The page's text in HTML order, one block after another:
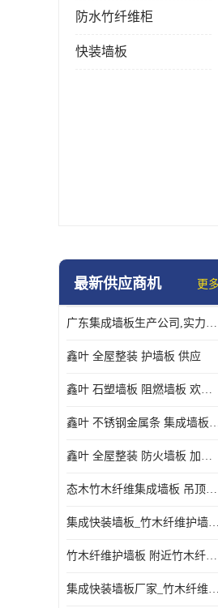
防水竹纤维柜
快装墙板
最新供应商机 更多
广东集成墙板生产公司,实力厂家-配送+设计+安装-没中间商
鑫叶 全屋整装 护墙板 供应
鑫叶 石塑墙板 阻燃墙板 欢迎选购
鑫叶 不锈钢金属条 集成墙板
鑫叶 全屋整装 防火墙板 加工定制
态木竹木纤维集成墙板 吊顶板材 扣板快装 护墙板
集成快装墙板_竹木纤维护墙板厂家_竹木纤维集成墙板厂家
竹木纤维护墙板 附近竹木纤维集成墙板厂
集成快装墙板厂家_竹木纤维护墙板厂家_竹木纤维集成墙板厂家